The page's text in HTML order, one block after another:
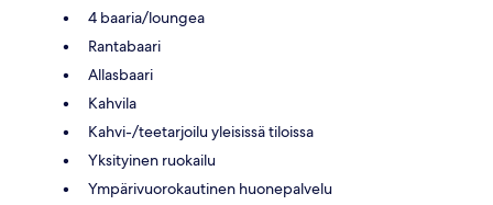
4 baaria/loungea
Rantabaari
Allasbaari
Kahvila
Kahvi-/teetarjoilu yleisissä tiloissa
Yksityinen ruokailu
Ympärivuorokautinen huonepalvelu